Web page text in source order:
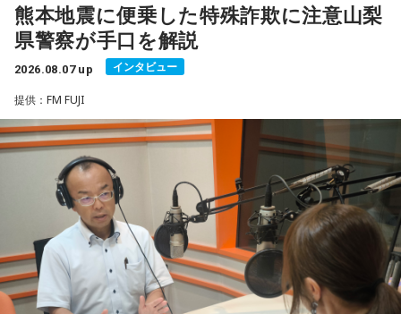
熊本地震に便乗した特殊詐欺に注意山梨
県警察が手口を解説
2026.08.07 up インタビュー
提供：FM FUJI